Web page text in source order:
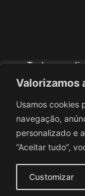
Valorizamos
Usamos cookies
navegação,
personalizado e
“Aceitar tudo”,
Customizar
Todos os